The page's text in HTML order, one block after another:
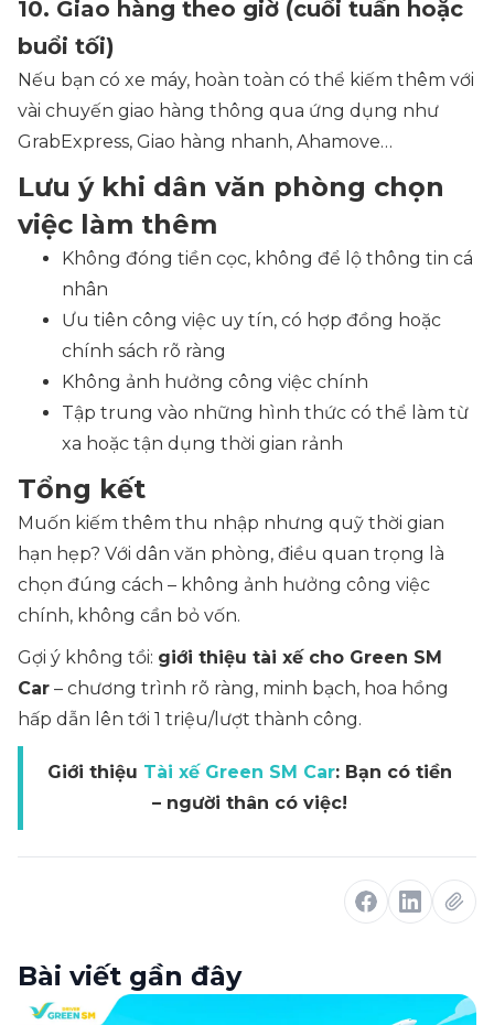
10. Giao hàng theo giờ (cuối tuần hoặc
buổi tối)
Nếu bạn có xe máy, hoàn toàn có thể kiếm thêm với
vài chuyến giao hàng thông qua ứng dụng như
GrabExpress, Giao hàng nhanh, Ahamove…
Lưu ý khi dân văn phòng chọn
việc làm thêm
Không đóng tiền cọc, không để lộ thông tin cá
nhân
Ưu tiên công việc uy tín, có hợp đồng hoặc
chính sách rõ ràng
Không ảnh hưởng công việc chính
Tập trung vào những hình thức có thể làm từ
xa hoặc tận dụng thời gian rảnh
Tổng kết
Muốn kiếm thêm thu nhập nhưng quỹ thời gian
hạn hẹp? Với dân văn phòng, điều quan trọng là
chọn đúng cách – không ảnh hưởng công việc
chính, không cần bỏ vốn.
Gợi ý không tồi: giới thiệu tài xế cho Green SM
Car – chương trình rõ ràng, minh bạch, hoa hồng
hấp dẫn lên tới 1 triệu/lượt thành công.
Giới thiệu Tài xế Green SM Car: Bạn có tiền
– người thân có việc!
Bài viết gần đây